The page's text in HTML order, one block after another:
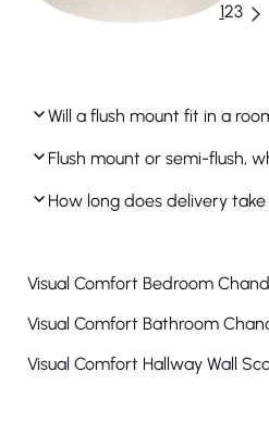
123
Will a flush mount fit in a
Flush mount or semi-flush,
How long does delivery
Visual Comfort Bedroom
Visual Comfort Bathroom
Visual Comfort Hallway Wall